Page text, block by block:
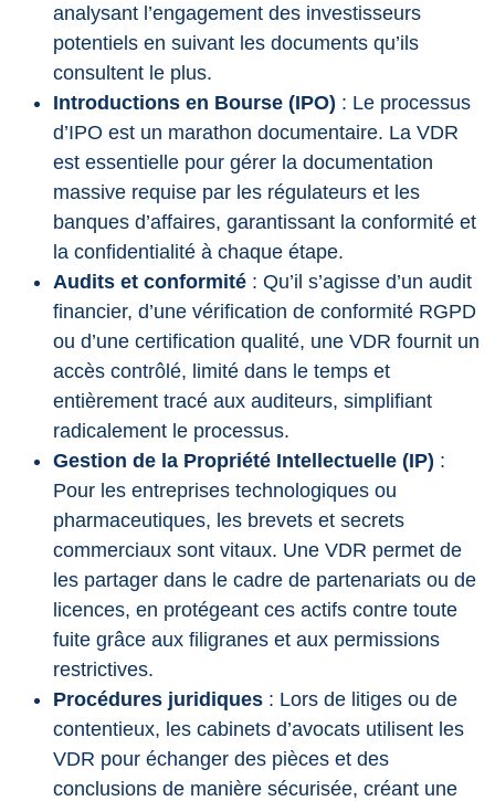
analysant l’engagement des investisseurs
potentiels en suivant les documents qu’ils
consultent le plus.
Introductions en Bourse (IPO) : Le processus
d’IPO est un marathon documentaire. La VDR
est essentielle pour gérer la documentation
massive requise par les régulateurs et les
banques d’affaires, garantissant la conformité et
la confidentialité à chaque étape.
Audits et conformité : Qu’il s’agisse d’un audit
financier, d’une vérification de conformité RGPD
ou d’une certification qualité, une VDR fournit un
accès contrôlé, limité dans le temps et
entièrement tracé aux auditeurs, simplifiant
radicalement le processus.
Gestion de la Propriété Intellectuelle (IP) :
Pour les entreprises technologiques ou
pharmaceutiques, les brevets et secrets
commerciaux sont vitaux. Une VDR permet de
les partager dans le cadre de partenariats ou de
licences, en protégeant ces actifs contre toute
fuite grâce aux filigranes et aux permissions
restrictives.
Procédures juridiques : Lors de litiges ou de
contentieux, les cabinets d’avocats utilisent les
VDR pour échanger des pièces et des
conclusions de manière sécurisée, créant une